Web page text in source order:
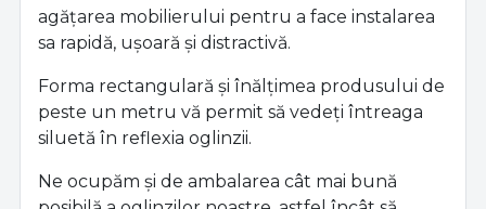
agățarea mobilierului pentru a face instalarea
sa rapidă, ușoară și distractivă.
Forma rectangulară și înălțimea produsului de
peste un metru vă permit să vedeți întreaga
siluetă în reflexia oglinzii.
Ne ocupăm și de ambalarea cât mai bună